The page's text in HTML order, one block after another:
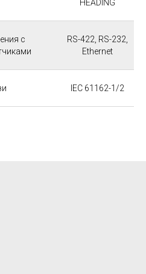
HEADING
с
RS-422, RS-232,
Ethernet
IEC 61162-1/2